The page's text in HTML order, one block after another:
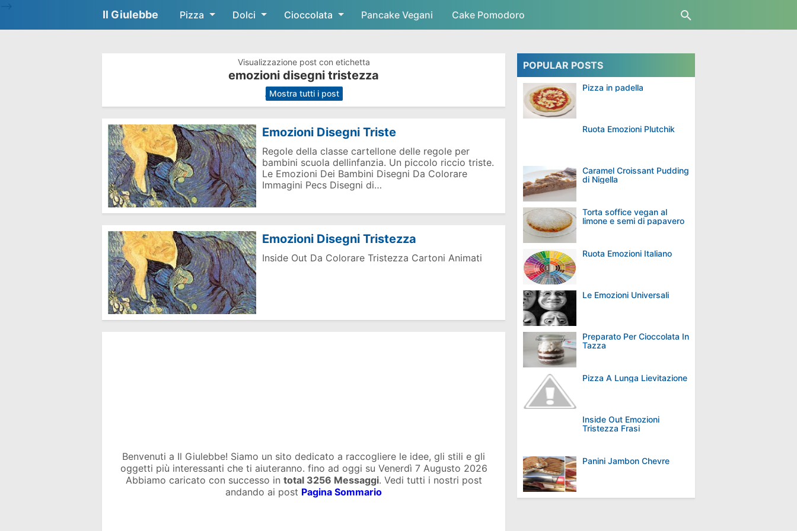
Skip to main content
Il Giulebbe Pizza Dolci Cioccolata Pancake Vegani Cake Pomodoro
Visualizzazione post con etichetta
emozioni disegni tristezza
. Mostra tutti i post
Emozioni Disegni Triste
Regole della classe cartellone delle regole per
bambini scuola dellinfanzia. Un piccolo riccio triste.
Le Emozioni Dei Bambini Disegni Da Colorare
Immagini Pecs Disegni di…
Emozioni Disegni Tristezza
Inside Out Da Colorare Tristezza Cartoni Animati
Benvenuti a Il Giulebbe! Siamo un sito dedicato a raccogliere le idee, gli stili e gli
oggetti più interessanti che ti aiuteranno. fino ad oggi su Venerdì 7 Augusto 2026
Abbiamo caricato con successo in total 3256 Messaggi. Vedi tutti i nostri post
andando ai post Pagina Sommario
POPULAR POSTS
Pizza in padella
Ruota Emozioni Plutchik
Caramel Croissant Pudding
di Nigella
Torta soffice vegan al
limone e semi di papavero
Ruota Emozioni Italiano
Le Emozioni Universali
Preparato Per Cioccolata In
Tazza
Pizza A Lunga Lievitazione
Inside Out Emozioni
Tristezza Frasi
Panini Jambon Chevre